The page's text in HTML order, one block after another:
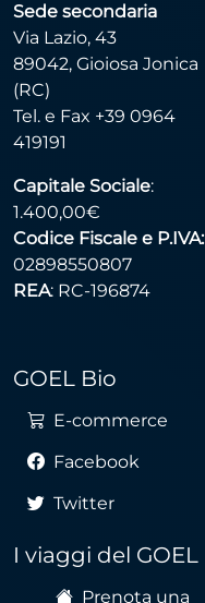
Sede secondaria
Via Lazio, 43
89042, Gioiosa Jonica
(RC)
Tel. e Fax +39 0964
419191
Capitale Sociale:
1.400,00€
Codice Fiscale e P.IVA:
02898550807
REA: RC-196874
GOEL Bio
E-commerce
Facebook
Twitter
I viaggi del GOEL
Prenota una